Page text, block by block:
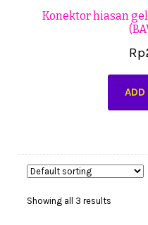
Konektor hiasan
Rp
ADD
Showing all 3 results